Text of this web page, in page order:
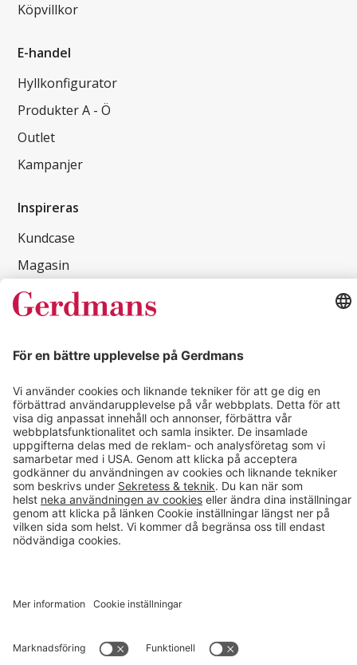
Köpvillkor
E-handel
Hyllkonfigurator
Produkter A - Ö
Outlet
Kampanjer
Inspireras
Kundcase
Magasin
Läsvärt
info@gerdmans.se
0433-740 80
Kundservice öppettider
Vardagar 07.30-17.00
© 2026 Gerdmans Inredningar AB Alla priser är exklusive moms.
Ett företag i Takkt-gruppen